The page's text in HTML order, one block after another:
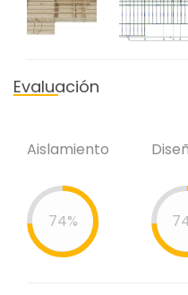
Evaluación
Aislamiento
74%